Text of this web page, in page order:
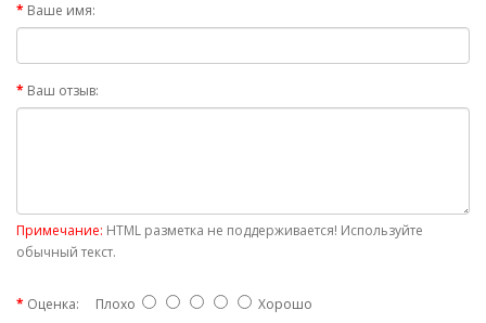
Ваше имя:
Ваш отзыв:
Примечание: HTML разметка не поддерживается! Используйте
обычный текст.
Оценка: Плохо Хорошо